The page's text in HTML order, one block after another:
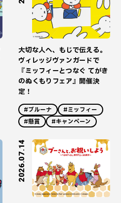
大切な人へ、もじで伝える。
ヴィレッジヴァンガードで
『ミッフィーとつなぐ てがき
のぬくもりフェア』開催決
定！
#ブルーナ
#ミッフィー
#懸賞
#キャンペーン
2026.07.14